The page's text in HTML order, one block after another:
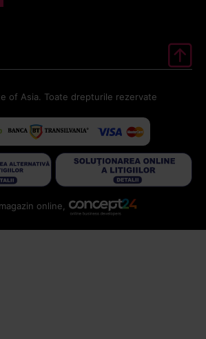
of Asia. Toate drepturile rezervate
online,